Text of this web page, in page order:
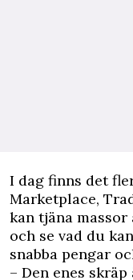
I dag finns det
Marketplace,
kan tjäna massor
och se vad du
snabba pengar
– Den enes